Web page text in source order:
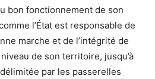
bon fonctionnement de son
l’État est responsable de
marche et de l’intégrité de
de son territoire, jusqu’à
par les passerelles